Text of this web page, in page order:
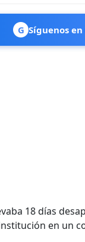
G Síguenos
18 días
en un